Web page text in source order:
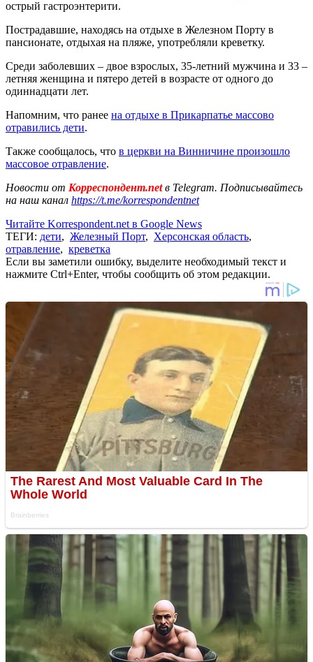
острый гастроэнтерити.
Пострадавшие, находясь на отдыхе в Железном Порту в
пансионате, отдыхая на пляже, употребляли креветку.
Среди заболевших – двое взрослых, 35-летний мужчина и 33 –
летняя женщина и пятеро детей в возрасте от одного до
одиннадцати лет.
Напомним, что ранее на отдыхе в Прикарпатье массово
отравились дети.
Также сообщалось, что в церкви на Винничине произошло
массовое отравление.
Новости от Корреспондент.netв Telegram. Подписывайтесь
на наш канал https://t.me/korrespondentnet
Читайте Korrespondent.net в Google News
ТЕГИ: дети, Железный Порт, Херсонская область,
отравление, креветка
Если вы заметили ошибку, выделите необходимый текст и
нажмите Ctrl+Enter, чтобы сообщить об этом редакции.